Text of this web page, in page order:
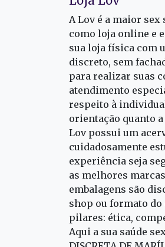
A Lov é a maior sex
como loja online e
sua loja física com
discreto, sem
para realizar suas
atendimento
respeito à
orientação quanto
Lov possui um
cuidadosamente
experiência seja
as melhores
embalagens são
shop ou formato do
pilares: ética,
Aqui a sua saúde